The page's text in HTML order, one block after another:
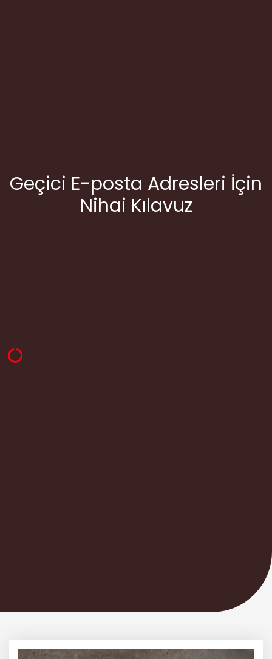
Geçici E-posta Adresleri İçin
Nihai Kılavuz